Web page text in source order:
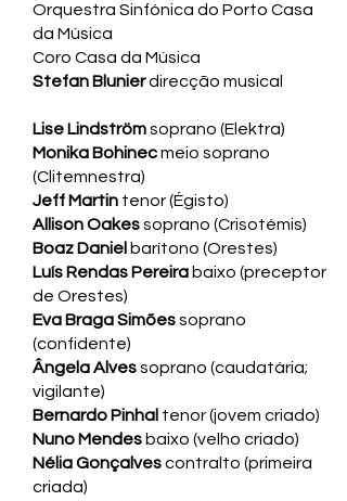
Orquestra Sinfónica do Porto Casa
da Música
Coro Casa da Música
Stefan Blunierdirecção musical
Lise Lindströmsoprano (Elektra)
Monika Bohinecmeio soprano
(Clitemnestra)
Jeff Martin tenor (Égisto)
Allison Oakessoprano (Crisotémis)
Boaz Daniel barítono (Orestes)
Luís Rendas Pereira baixo (preceptor
de Orestes)
Eva Braga Simõessoprano
(confidente)
Ângela Alvessoprano (caudatária;
vigilante)
Bernardo Pinhal tenor (jovem criado)
Nuno Mendes baixo (velho criado)
Nélia Gonçalvescontralto (primeira
criada)